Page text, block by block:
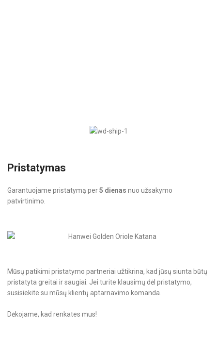
Pristatymas
Garantuojame pristatymą per5 dienas nuo užsakymo
patvirtinimo.
Mūsų patikimi pristatymo partneriai užtikrina, kad jūsų siunta būtų
pristatyta greitai ir saugiai. Jei turite klausimų dėl pristatymo,
susisiekite su mūsų klientų aptarnavimo komanda.
Dėkojame, kad renkates mus!